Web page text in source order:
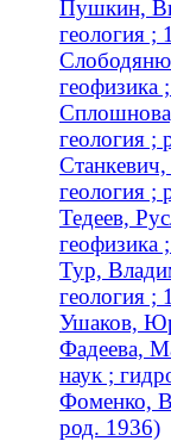
Пушкин,
геология
геофизика
геология ;
геология ;
Тедеев,
геофизика
Тур,
геология
Ушаков,
Фадеева,
наук ;
Фоменко,
род. 1936)